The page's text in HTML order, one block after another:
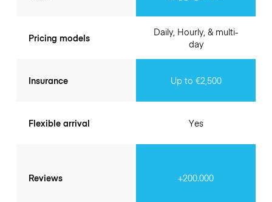
Pricing models
Insurance
Flexible arrival
Reviews
Daily, Hourly, & multi-
day
Up to €2,500
Yes
+200.000